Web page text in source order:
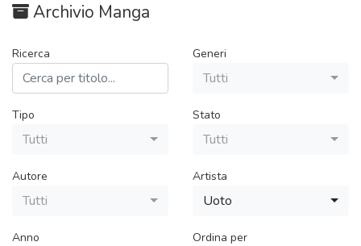
Archivio Manga
Ricerca Generi
Tutti
Tipo
Tutti
Stato
Tutti
Autore
Tutti
Artista
Uoto
Anno Ordina per